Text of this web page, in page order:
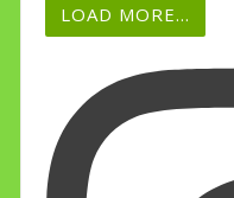
LOAD MORE...